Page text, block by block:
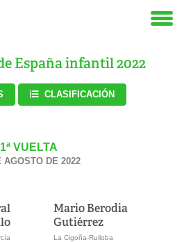
España infantil 2022
CLASIFICACIÓN
1ª VUELTA
AGOSTO DE 2022
Mario Berodia
Gutiérrez
La Cigoña-Ruiloba